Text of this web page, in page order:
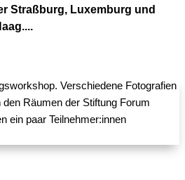
Straßburg, Luxemburg und